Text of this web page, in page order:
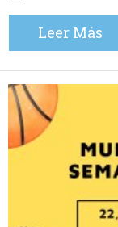
Leer Más